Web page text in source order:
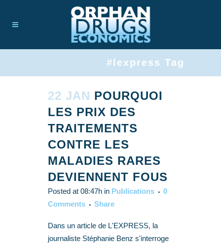
#lexpress Tag
22 JAN POURQUOI
LES PRIX DES
TRAITEMENTS
CONTRE LES
MALADIES RARES
DEVIENNENT FOUS
Posted at 08:47h in Publications
0
Comments
Share
Dans un article de L'EXPRESS, la
journaliste Stéphanie Benz s'interroge